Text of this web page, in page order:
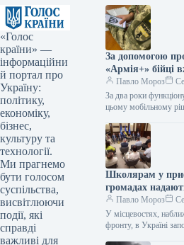
«Голос
країни» —
інформаційни
й портал про
Україну:
політику,
економіку,
бізнес,
культуру та
технології.
Ми прагнемо
бути голосом
суспільства,
висвітлюючи
події, які
справді
важливі для
За допомогою
«Армія+» бійці
майже 3
Павло Мороз
За два роки
цьому мобільному
приблизно 3 мільйони
інформацією,
це…
Школярам у
громадах
безпечно
навчальних
новій програмі
Павло Мороз
У місцевостях,
фронту, в Україні